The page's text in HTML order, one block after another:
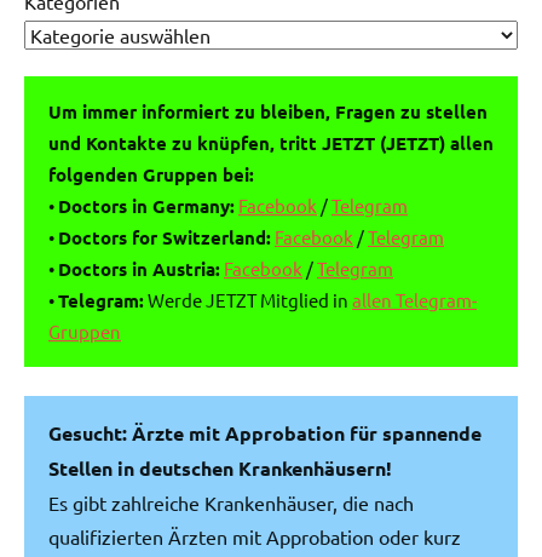
Um immer informiert zu bleiben, Fragen zu stellen
und Kontakte zu knüpfen, tritt JETZT (JETZT) allen
folgenden Gruppen bei:
• Doctors in Germany: Facebook /Telegram
• Doctors for Switzerland: Facebook /Telegram
• Doctors in Austria: Facebook /Telegram
•Telegram:Werde JETZT Mitglied in allen Telegram-
Gruppen
Gesucht: Ärzte mit Approbation für spannende
Stellen in deutschen Krankenhäusern!
Es gibt zahlreiche Krankenhäuser, die nach
qualifizierten Ärzten mit Approbation oder kurz